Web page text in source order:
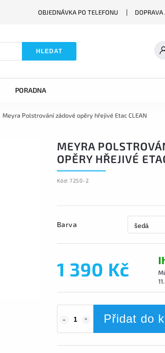
OBJEDNÁVKA PO TELEFONU DOPRAVA
HLEDAT
PORADNA
Meyra Polstrování zádové opěry hřejivé Etac CLEAN
MEYRA
OPĚRY HŘEJIVÉ
Kód: 7250-2
Barva
1 390 Kč
Přidat do